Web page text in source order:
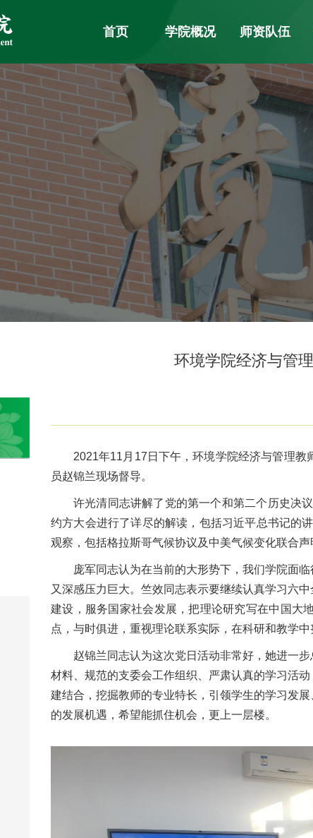
首页 学院概况 师资队伍
环境学院经济与管
2021年11月17日 下午 ，环境学院经济与管理
员赵锦兰现场督导。
许光清同志讲解了党的第一个和第二个历史决
约方大会进行了详尽的解读，包括习近平总书记的
观察，包括格拉斯哥气候协议及中美气候变化联合
庞军同志认为在当前的大形势下，我们学院面
又深感压力巨大。竺效同志表示要继续认真学习六
建设，服务国家社会发展，把理论研究写在中国大
点，与时俱进，重视理论联系实际，在科研和教学中
赵锦兰同志认为这次党日活动非常好，她进一
材料、规范的支委会工作组织、严肃认真的学习活
建结合，挖掘教师的专业特长，引领学生的学习发
的发展机遇，希望能抓住机会，更上一层楼。